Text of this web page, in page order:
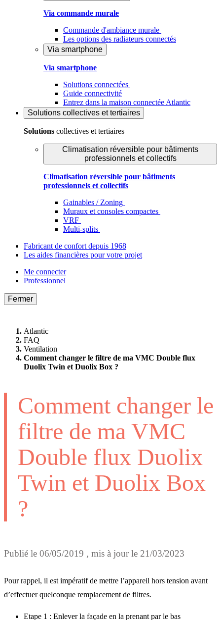
Via commande murale
Commande d'ambiance murale
Les options des radiateurs connectés
Via smartphone
Via smartphone
Solutions connectées
Guide connectivité
Entrez dans la maison connectée Atlantic
Solutions collectives et tertiaires
Solutions collectives et tertiaires
Climatisation réversible pour bâtiments
professionnels et collectifs
Climatisation réversible pour bâtiments
professionnels et collectifs
Gainables / Zoning
Muraux et consoles compactes
VRF
Multi-splits
Fabricant de confort depuis 1968
Les aides financières pour votre projet
Me connecter
Professionnel
Fermer
Atlantic
FAQ
Ventilation
Comment changer le filtre de ma VMC Double flux
Duolix Twin et Duolix Box ?
Comment changer le
filtre de ma VMC
Double flux Duolix
Twin et Duolix Box
?
Publié le 06/05/2019 , mis à jour le 21/03/2023
Pour rappel, il est impératif de mettre l’appareil hors tension avant
d’effectuer quelconque remplacement de filtres.
Etape 1 : Enlever la façade en la prenant par le bas